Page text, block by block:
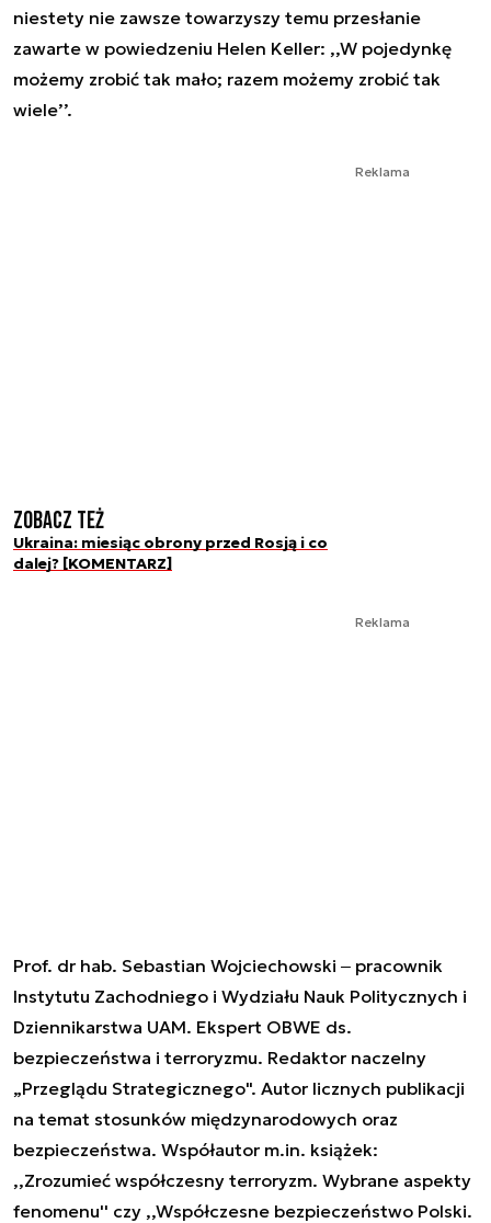
niestety nie zawsze towarzyszy temu przesłanie
zawarte w powiedzeniu Helen Keller: ,,W pojedynkę
możemy zrobić tak mało; razem możemy zrobić tak
wiele’’.
Reklama
Zobacz też
Ukraina: miesiąc obrony przed Rosją i co
dalej? [KOMENTARZ]
Reklama
Prof. dr hab. Sebastian Wojciechowski ‒ pracownik
Instytutu Zachodniego i Wydziału Nauk Politycznych i
Dziennikarstwa UAM. Ekspert OBWE ds.
bezpieczeństwa i terroryzmu. Redaktor naczelny
„Przeglądu Strategicznego". Autor licznych publikacji
na temat stosunków międzynarodowych oraz
bezpieczeństwa. Współautor m.in. książek:
,,Zrozumieć współczesny terroryzm. Wybrane aspekty
fenomenu'' czy ,,Współczesne bezpieczeństwo Polski.